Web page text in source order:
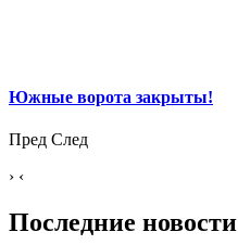
Южные ворота закрыты!
Пред След
› ‹
Последние новости